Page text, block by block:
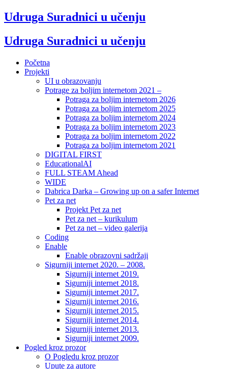
Udruga Suradnici u učenju
Udruga Suradnici u učenju
Početna
Projekti
UI u obrazovanju
Potrage za boljim internetom 2021 –
Potraga za boljim internetom 2026
Potraga za boljim internetom 2025
Potraga za boljim internetom 2024
Potraga za boljim internetom 2023
Potraga za boljim internetom 2022
Potraga za boljim internetom 2021
DIGITAL FIRST
EducationalAI
FULL STEAM Ahead
WIDE
Dabrica Darka – Growing up on a safer Internet
Pet za net
Projekt Pet za net
Pet za net – kurikulum
Pet za net – video galerija
Coding
Enable
Enable obrazovni sadržaji
Sigurniji internet 2020. – 2008.
Sigurniji internet 2019.
Sigurniji internet 2018.
Sigurniji internet 2017.
Sigurniji internet 2016.
Sigurniji internet 2015.
Sigurniji internet 2014.
Sigurniji internet 2013.
Sigurniji internet 2009.
Pogled kroz prozor
O Pogledu kroz prozor
Upute za autore